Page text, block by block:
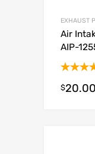
EXHAUST
Air
AIP-
con5.00
$20.00